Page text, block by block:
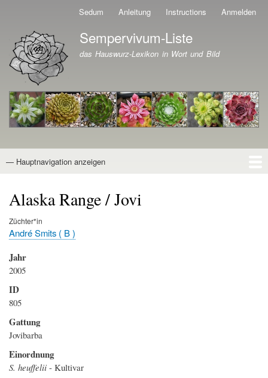
Direkt
zum
Inhalt
Sedum Anleitung Instructions Anmelden
Branding der Website
Sempervivum-Liste
das Hauswurz-Lexikon in Wort und Bild
Hauptnavigation
— Hauptnavigation anzeigen
Alaska Range / Jovi
Züchter*in
André Smits ( B )
Jahr
2005
ID
805
Gattung
Jovibarba
Einordnung
S. heuffelii - Kultivar